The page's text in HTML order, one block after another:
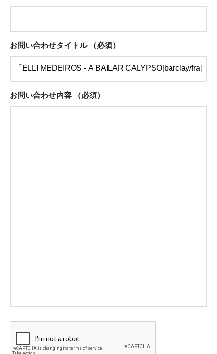
お問い合わせタイトル （必須）
お問い合わせ内容 （必須）